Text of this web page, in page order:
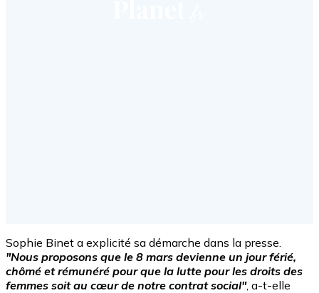
Sophie Binet a explicité sa démarche dans la presse.
"Nous proposons que le 8 mars devienne un jour férié,
chômé et rémunéré pour que la lutte pour les droits des
femmes soit au cœur de notre contrat social", a-t-elle